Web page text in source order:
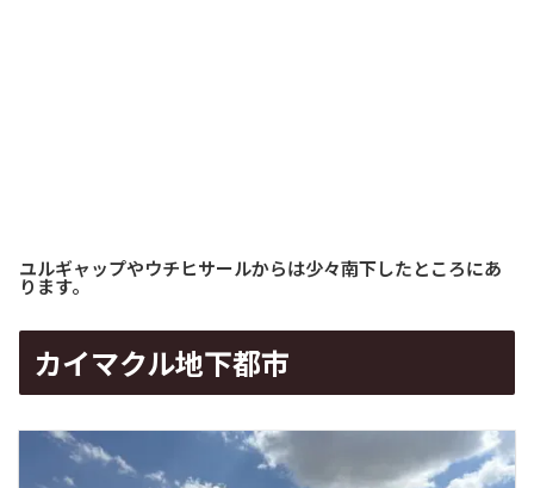
ユルギャップやウチヒサールからは少々南下したところにあ
ります。
カイマクル地下都市